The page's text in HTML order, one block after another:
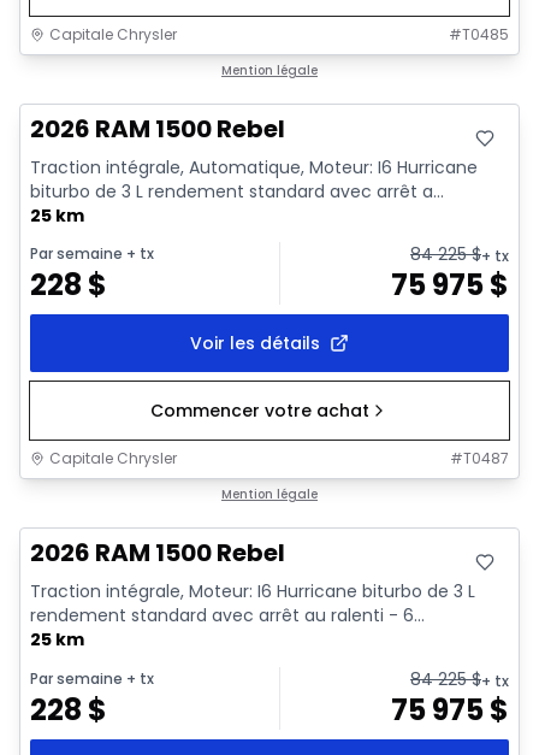
Capitale Chrysler #T0485
Mention légale
2026 RAM 1500 Rebel
Traction intégrale, Automatique, Moteur: I6 Hurricane
biturbo de 3 L rendement standard avec arrêt a...
25 km
Par semaine + tx
228 $
84 225$+ tx
75 975$
Voir les détails
Commencer votre achat
Capitale Chrysler #T0487
Mention légale
2026 RAM 1500 Rebel
Traction intégrale, Moteur: I6 Hurricane biturbo de 3 L
rendement standard avec arrêt au ralenti - 6...
25 km
Par semaine + tx
228 $
84 225$+ tx
75 975$